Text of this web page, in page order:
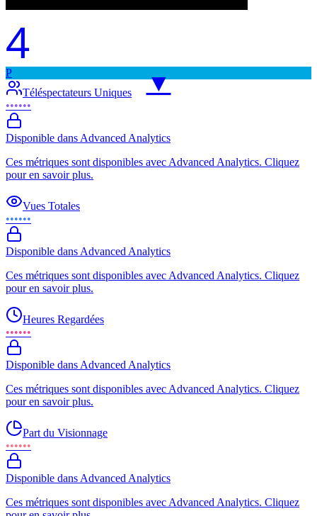
4
▼
P
Téléspectateurs Uniques
••••••
Disponible dans Advanced Analytics
Ces métriques sont disponibles avec Advanced Analytics. Cliquez
pour en savoir plus.
Vues Totales
••••••
Disponible dans Advanced Analytics
Ces métriques sont disponibles avec Advanced Analytics. Cliquez
pour en savoir plus.
Heures Regardées
••••••
Disponible dans Advanced Analytics
Ces métriques sont disponibles avec Advanced Analytics. Cliquez
pour en savoir plus.
Part du Visionnage
••••••
Disponible dans Advanced Analytics
Ces métriques sont disponibles avec Advanced Analytics. Cliquez